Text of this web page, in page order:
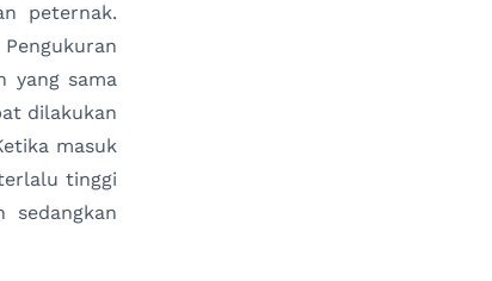
peternak.
yang sama
dilakukan
masuk
tinggi